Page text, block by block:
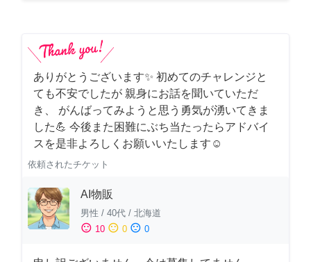
ありがとうございます✨ 初めてのチャレンジと
ても不安でしたが 親身にお話を聞いていただ
き、 がんばってみようと思う勇気が湧いてきま
した💪 今後また困難にぶち当たったらアドバイ
スを是非よろしくお願いいたします☺️
依頼されたチケット
AI物販
男性 / 40代 / 北海道
sentiment_satisfied 10 sentiment_neutral 0 sentiment_dissatisfied 0